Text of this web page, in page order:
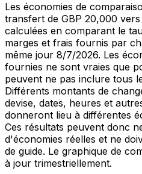
Les économies de
transfert de GBP 20,000
calculées en comparant le
marges et frais fournis par
même jour 8/7/2026. Les
fournies ne sont vraies que
peuvent ne pas inclure tous
Différents montants de
devise, dates, heures et
donneront lieu à différentes
Ces résultats peuvent donc
d'économies réelles et ne
de guide. Le graphique de
à jour trimestriellement.